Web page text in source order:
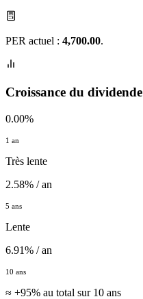
PER actuel : 4,700.00.
Croissance du dividende
0.00%
1 an
Très lente
2.58% / an
5 ans
Lente
6.91% / an
10 ans
≈ +95% au total sur 10 ans